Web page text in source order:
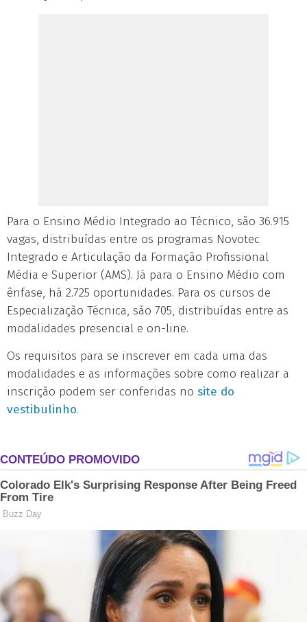
Para o Ensino Médio Integrado ao Técnico, são 36.915
vagas, distribuídas entre os programas Novotec
Integrado e Articulação da Formação Profissional
Média e Superior (AMS). Já para o Ensino Médio com
ênfase, há 2.725 oportunidades. Para os cursos de
Especialização Técnica, são 705, distribuídas entre as
modalidades presencial e on-line.
Os requisitos para se inscrever em cada uma das
modalidades e as informações sobre como realizar a
inscrição podem ser conferidas no site do
vestibulinho.